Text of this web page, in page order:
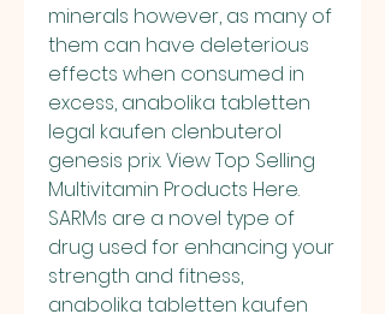
minerals however, as many of
them can have deleterious
effects when consumed in
excess, anabolika tabletten
legal kaufen clenbuterol
genesis prix. View Top Selling
Multivitamin Products Here.
SARMs are a novel type of
drug used for enhancing your
strength and fitness,
anabolika tabletten kaufen